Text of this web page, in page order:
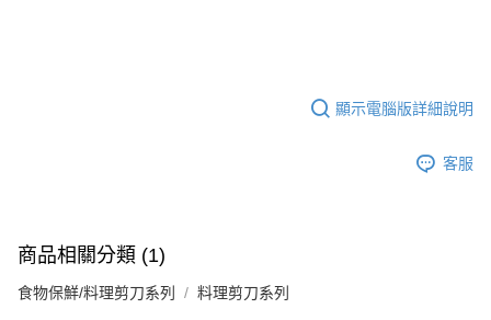
顯示電腦版詳細說明
客服
商品相關分類 (1)
食物保鮮/料理剪刀系列 料理剪刀系列